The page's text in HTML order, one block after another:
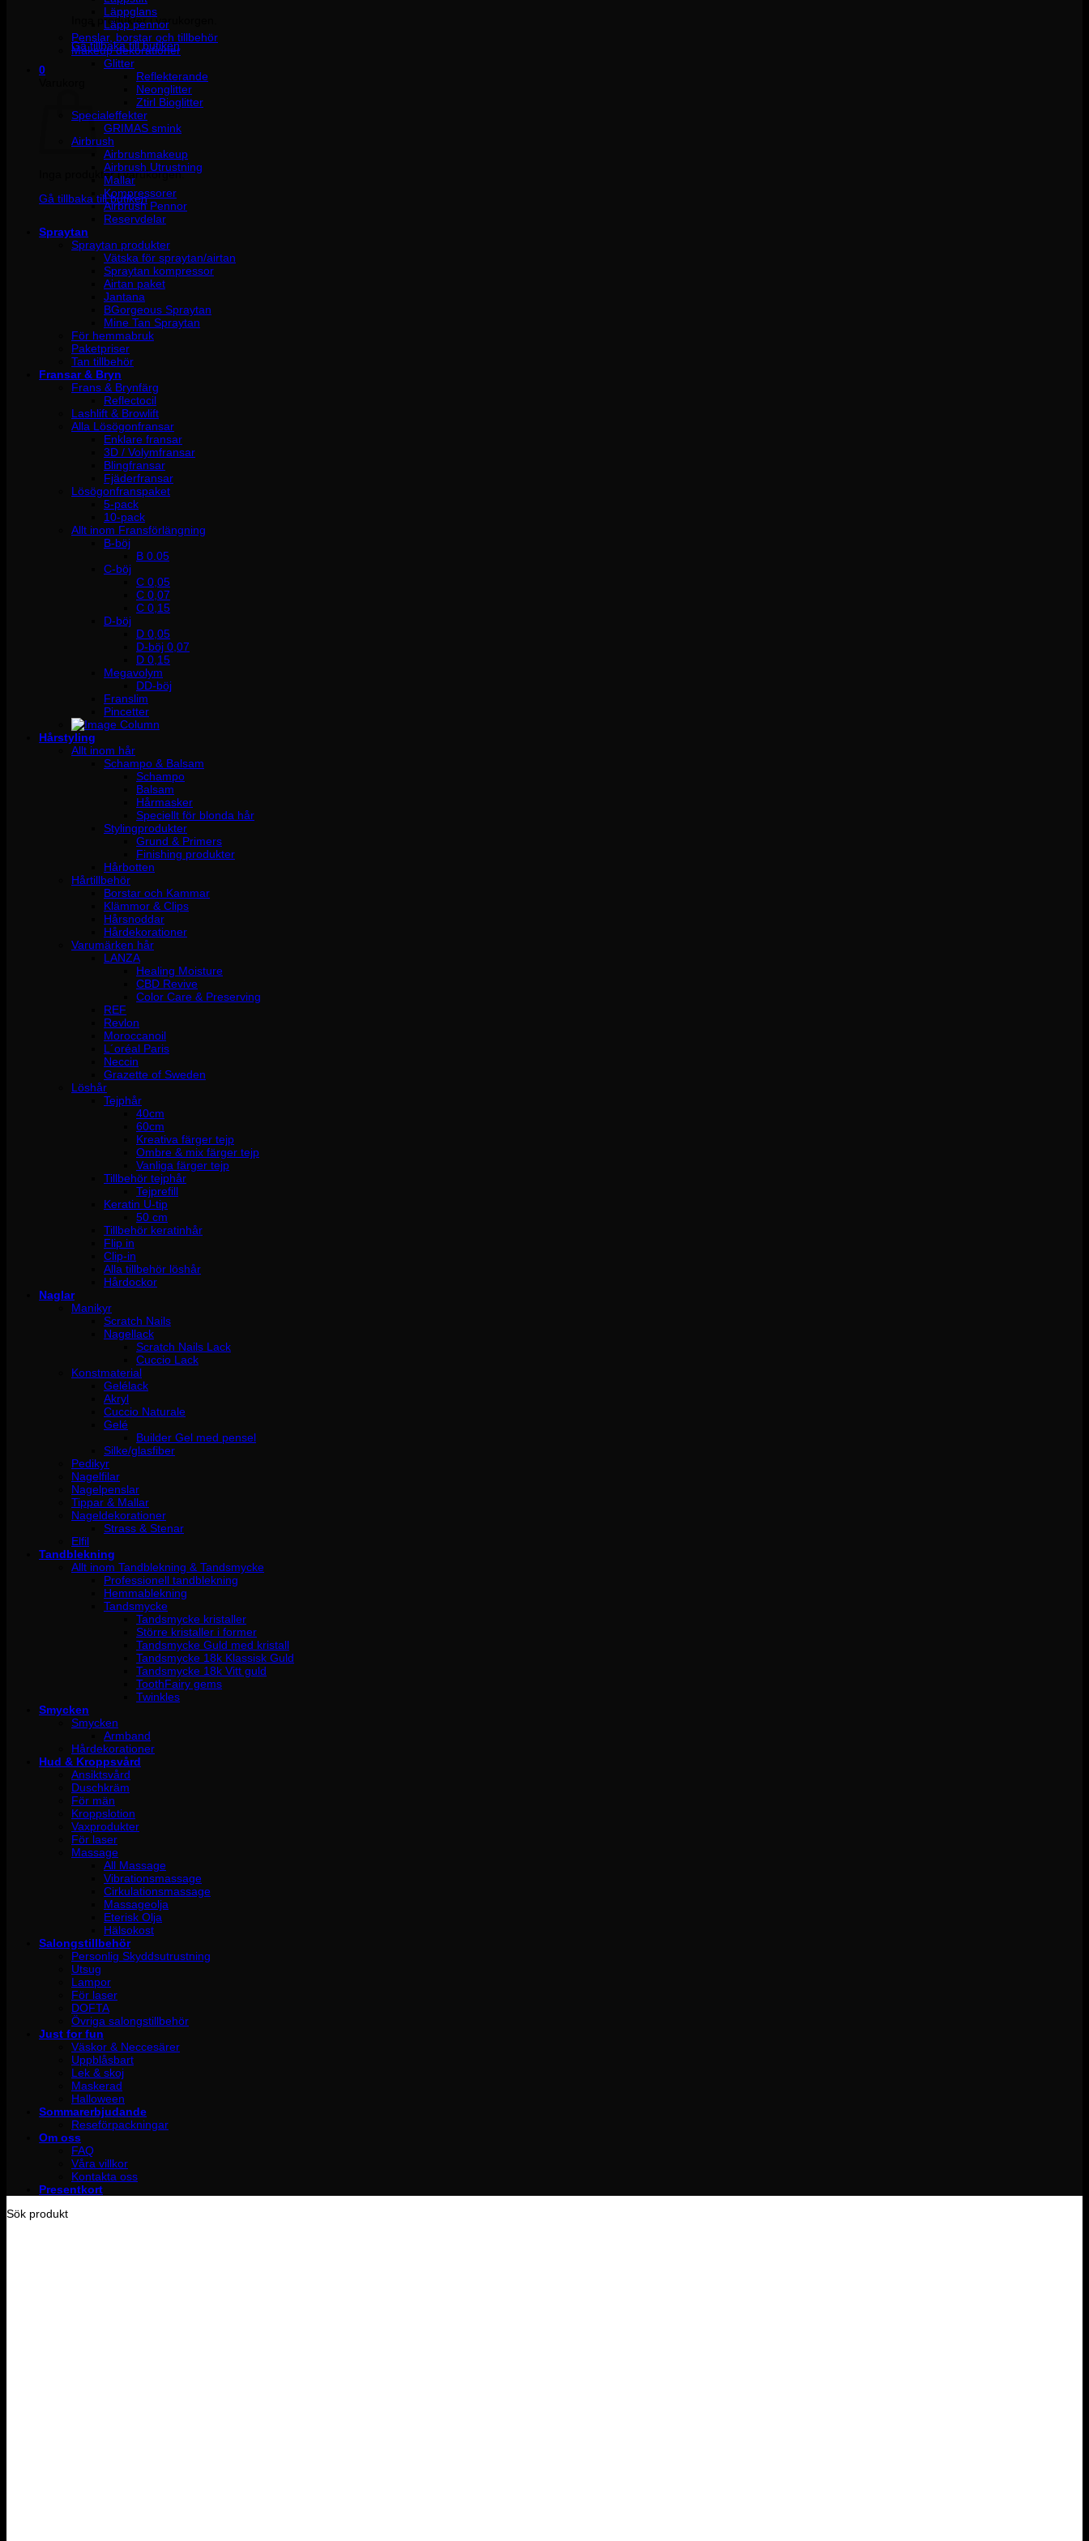
Inga produkter i varukorgen.
Gå tillbaka till butiken
0
Inga produkter i varukorgen.
Gå tillbaka till butiken
Läppglans
Läpp pennor
Penslar, borstar och tillbehör
Makeup dekorationer
Glitter
Reflekterande
Neonglitter
Ztirl Bioglitter
Specialeffekter
GRIMAS smink
Airbrush
Airbrushmakeup
Airbrush Utrustning
Mallar
Kompressorer
Airbrush Pennor
Reservdelar
Spraytan
Spraytan produkter
Vätska för spraytan/airtan
Spraytan kompressor
Airtan paket
Jantana
BGorgeous Spraytan
Mine Tan Spraytan
För hemmabruk
Paketpriser
Tan tillbehör
Fransar & Bryn
Frans & Brynfärg
Reflectocil
Lashlift & Browlift
Alla Lösögonfransar
Enklare fransar
3D / Volymfransar
Blingfransar
Fjäderfransar
Lösögonfranspaket
5-pack
10-pack
Allt inom Fransförlängning
B-böj
B 0.05
C-böj
C 0,05
C 0,07
C 0,15
D-böj
D 0,05
D-böj 0,07
D 0,15
Megavolym
DD-böj
Franslim
Pincetter
Hårstyling
Allt inom hår
Schampo & Balsam
Schampo
Balsam
Hårmasker
Speciellt för blonda hår
Stylingprodukter
Grund & Primers
Finishing produkter
Hårbotten
Hårtillbehör
Borstar och Kammar
Klämmor & Clips
Hårsnoddar
Hårdekorationer
Varumärken hår
LANZA
Healing Moisture
CBD Revive
Color Care & Preserving
REF
Revlon
Moroccanoil
L´oréal Paris
Neccin
Grazette of Sweden
Löshår
Tejphår
40cm
60cm
Kreativa färger tejp
Ombre & mix färger tejp
Vanliga färger tejp
Tillbehör tejphår
Tejprefill
Keratin U-tip
50 cm
Tillbehör keratinhår
Flip in
Clip-in
Alla tillbehör löshår
Hårdockor
Naglar
Manikyr
Scratch Nails
Nagellack
Scratch Nails Lack
Cuccio Lack
Konstmaterial
Gelélack
Akryl
Cuccio Naturale
Gelé
Builder Gel med pensel
Silke/glasfiber
Pedikyr
Nagelfilar
Nagelpenslar
Tippar & Mallar
Nageldekorationer
Strass & Stenar
Elfil
Tandblekning
Allt inom Tandblekning & Tandsmycke
Professionell tandblekning
Hemmablekning
Tandsmycke
Tandsmycke kristaller
Större kristaller i former
Tandsmycke Guld med kristall
Tandsmycke 18k Klassisk Guld
Tandsmycke 18k Vitt guld
ToothFairy gems
Twinkles
Smycken
Smycken
Armband
Hårdekorationer
Hud & Kroppsvård
Ansiktsvård
Duschkräm
För män
Kroppslotion
Vaxprodukter
För laser
Massage
All Massage
Vibrationsmassage
Cirkulationsmassage
Massageolja
Eterisk Olja
Hälsokost
Salongstillbehör
Personlig Skyddsutrustning
Utsug
Lampor
För laser
DOFTA
Övriga salongstillbehör
Just for fun
Väskor & Neccesärer
Uppblåsbart
Lek & skoj
Maskerad
Halloween
Sommarerbjudande
Reseförpackningar
Om oss
FAQ
Våra villkor
Kontakta oss
Presentkort
Sök produkt